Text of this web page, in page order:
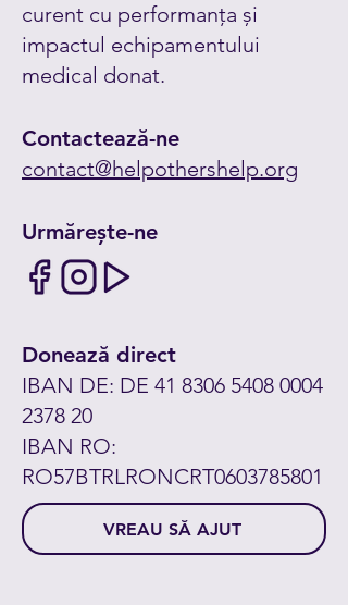
curent cu performanța și
impactul echipamentului
medical donat.
Contactează-ne
contact@helpothershelp.org
Urmărește-ne
Donează direct
IBAN DE: DE 41 8306 5408 0004
2378 20
IBAN RO:
RO57BTRLRONCRT0603785801
VREAU SĂ AJUT